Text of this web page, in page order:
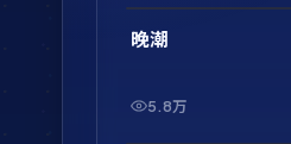
最新
晚潮
5.8万